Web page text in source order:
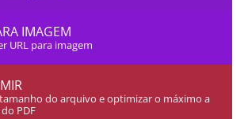
IMAGEM
URL para imagem
do arquivo e optimizar o máximo a
PDF